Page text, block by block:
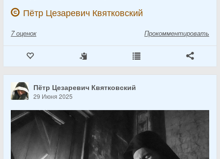
Пётр Цезаревич Квятковский
7 оценок Прокомментировать
Пётр Цезаревич Квятковский
29 Июня 2025